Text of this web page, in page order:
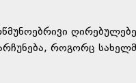
როგორც